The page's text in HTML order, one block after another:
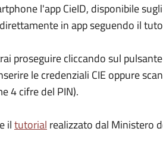
l'app CieID, disponibile
in app seguendo il
proseguire cliccando sul
le credenziali CIE oppure
4 cifre del PIN).
iltutorial realizzato dal Ministero